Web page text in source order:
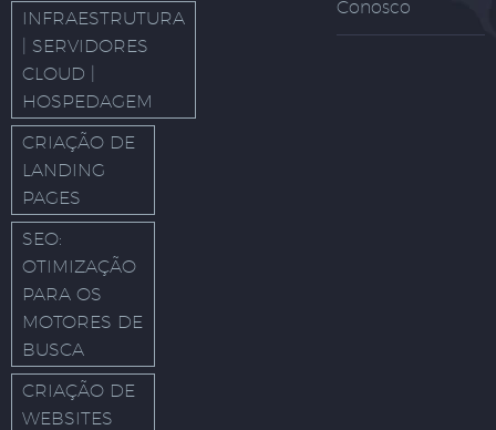
INFRAESTRUTURA
| SERVIDORES
CLOUD |
HOSPEDAGEM
CRIAÇÃO DE
LANDING
PAGES
SEO:
OTIMIZAÇÃO
PARA OS
MOTORES DE
BUSCA
CRIAÇÃO DE
WEBSITES
Conosco